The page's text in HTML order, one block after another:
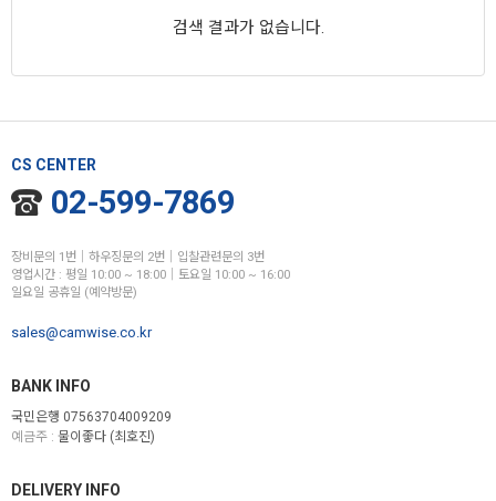
검색 결과가 없습니다.
CS CENTER
02-599-7869
장비문의 1번│하우징문의 2번│입찰관련문의 3번
영업시간 : 평일 10:00 ~ 18:00│토요일 10:00 ~ 16:00
일요일 공휴일 (예약방문)
sales@camwise.co.kr
BANK INFO
국민은행 07563704009209
예금주 : 물이좋다 (최호진)
DELIVERY INFO